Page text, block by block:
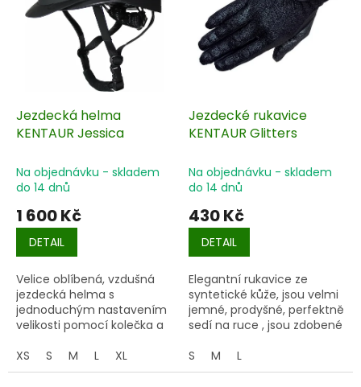
Jezdecká helma
KENTAUR Jessica
Na objednávku - skladem
do 14 dnů
1 600 Kč
DETAIL
Velice oblíbená, vzdušná
jezdecká helma s
jednoduchým nastavením
velikosti pomocí kolečka a
XS
S M L XL
Jezdecké rukavice
KENTAUR Glitters
Na objednávku - skladem
do 14 dnů
430 Kč
DETAIL
Elegantní rukavice ze
syntetické kůže, jsou velmi
jemné, prodyšné, perfektně
sedí na ruce , jsou zdobené
S
M L